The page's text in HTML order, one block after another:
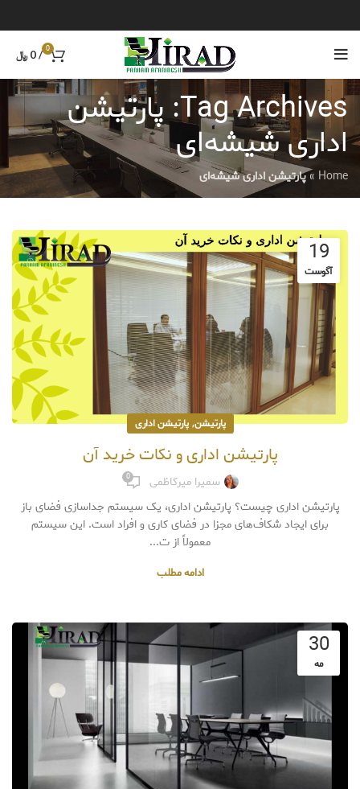
0
/
0 ﷼
Tag Archives: پارتیشن
اداری شیشه‌ای
Home
»پارتیشن اداری شیشه‌ای
19
آگوست
پارتیشن,پارتیشن اداری
پارتیشن اداری و نکات خرید آن
سمیرا میرکاظمی 0
پارتیشن اداری چیست؟ پارتیشن اداری، یک سیستم جداسازی فضای باز
برای ایجاد شکاف‌های مجزا در فضای کاری و افراد است. این سیستم
معمولاً از ت...
ادامه مطلب
30
مه